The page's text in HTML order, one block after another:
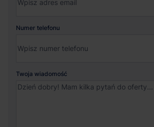
Numer telefonu
Twoja wiadomość